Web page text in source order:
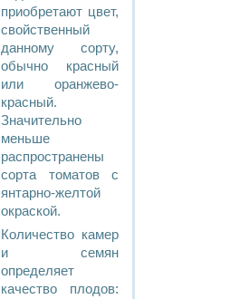
приобретают цвет,
свойственный
данному сорту,
обычно красный
или оранжево-
красный.
Значительно
меньше
распространены
сорта томатов с
янтарно-желтой
окраской.
Количество камер
и семян
определяет
качество плодов: